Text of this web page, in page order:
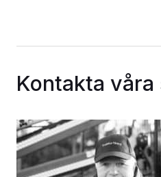
Kontakta våra